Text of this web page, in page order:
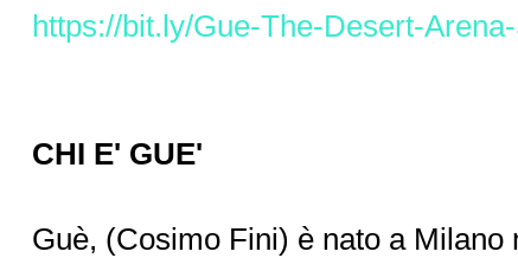
https://bit.ly/Gue-The-Desert-
CHI E' GUE'
Guè, (Cosimo Fini) è nato a Milano